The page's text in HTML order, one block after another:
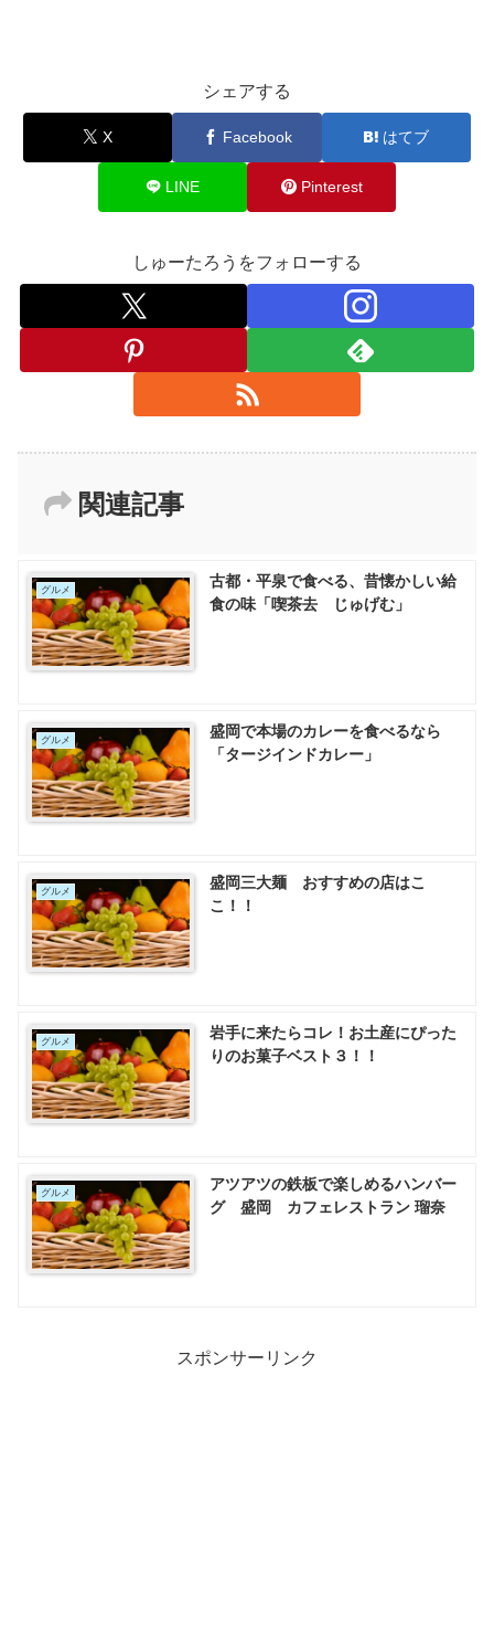
シェアする
X Facebook はてブ
LINE Pinterest
しゅーたろうをフォローする
関連記事
グルメ
古都・平泉で食べる、昔懐かしい給
食の味「喫茶去 じゅげむ」
グルメ
盛岡で本場のカレーを食べるなら
「タージインドカレー」
グルメ
盛岡三大麺 おすすめの店はこ
こ！！
グルメ
岩手に来たらコレ！お土産にぴった
りのお菓子ベスト３！！
グルメ
アツアツの鉄板で楽しめるハンバー
グ 盛岡 カフェレストラン 瑠奈
スポンサーリンク